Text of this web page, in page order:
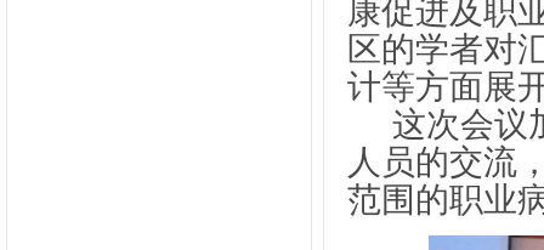
康促进及职
区的学者对
计等方面展
这次会议
人员的交流
范围的职业